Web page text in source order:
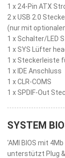
1 x 24-Pin ATX
2 x USB 2.0
(nur mit
1 x Schalter/LED
1 x SYS Lüfter
1 x Steckerleiste
1 x IDE Anschluss
1 x CLR-COMS
1 x SPDIF-Out
SYSTEM
'AMI BIOS mit 4Mb
unterstützt Plug &